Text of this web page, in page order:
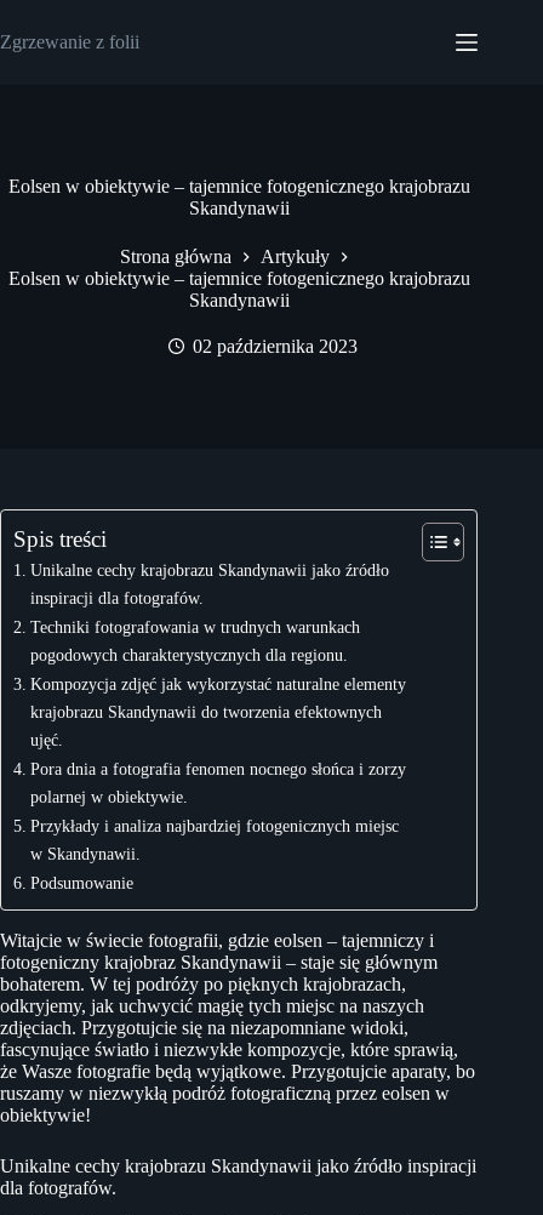
do
treści
Zgrzewanie z folii
Eolsen w obiektywie – tajemnice fotogenicznego krajobrazu
Skandynawii
Strona główna
Artykuły
Eolsen w obiektywie – tajemnice fotogenicznego krajobrazu
Skandynawii
02 października 2023
Spis treści
Unikalne cechy krajobrazu Skandynawii jako źródło
inspiracji dla fotografów.
Techniki fotografowania w trudnych warunkach
pogodowych charakterystycznych dla regionu.
Kompozycja zdjęć jak wykorzystać naturalne elementy
krajobrazu Skandynawii do tworzenia efektownych
ujęć.
Pora dnia a fotografia fenomen nocnego słońca i zorzy
polarnej w obiektywie.
Przykłady i analiza najbardziej fotogenicznych miejsc
w Skandynawii.
Podsumowanie
Witajcie w świecie fotografii, gdzie eolsen – tajemniczy i
fotogeniczny krajobraz Skandynawii – staje się głównym
bohaterem. W tej podróży po pięknych krajobrazach,
odkryjemy, jak uchwycić magię tych miejsc na naszych
zdjęciach. Przygotujcie się na niezapomniane widoki,
fascynujące światło i niezwykłe kompozycje, które sprawią,
że Wasze fotografie będą wyjątkowe. Przygotujcie aparaty, bo
ruszamy w niezwykłą podróż fotograficzną przez eolsen w
obiektywie!
Unikalne cechy krajobrazu Skandynawii jako źródło inspiracji
dla fotografów.